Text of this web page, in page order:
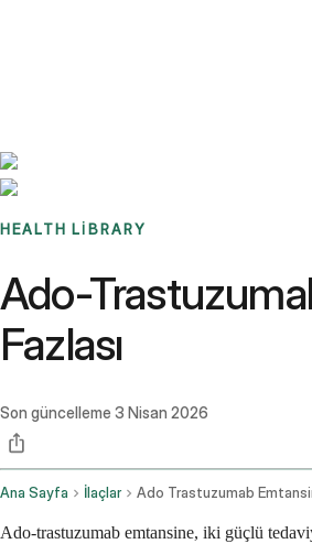
HEALTH LIBRARY
Ado-
Fazlası
Son güncelleme 3 Nisan 2026
Ana Sayfa İlaçlar Ado Trastuzumab
Ado-trastuzumab emtansine, iki güçlü